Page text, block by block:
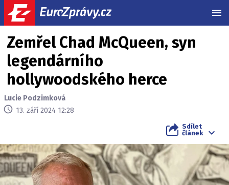
Zemřel Chad McQueen, syn
legendárního
hollywoodského herce
Lucie Podzimková
13. září 2024 12:28
Sdílet
článek